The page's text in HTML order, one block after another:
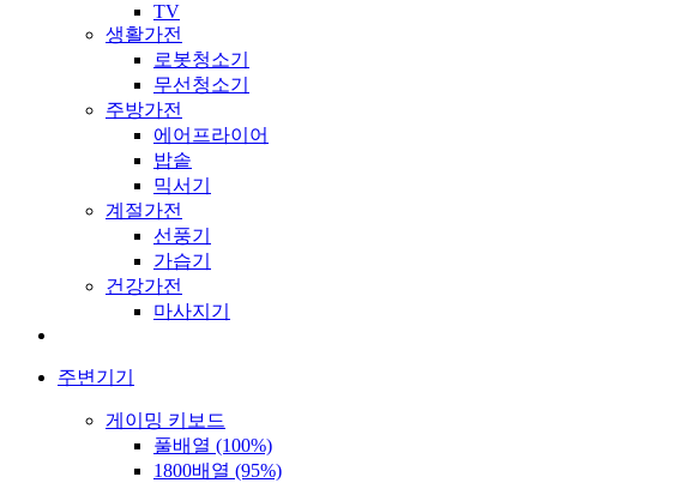
TV
생활가전
로봇청소기
무선청소기
주방가전
에어프라이어
밥솥
믹서기
계절가전
선풍기
가습기
건강가전
마사지기
주변기기
게이밍 키보드
풀배열 (100%)
1800배열 (95%)